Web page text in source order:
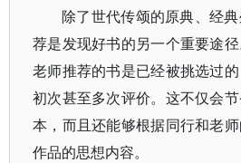
除了世代传颂的原典、经
荐是发现好书的另一个重要途
老师推荐的书是已经被挑选过
初次甚至多次评价。这不仅会
本，而且还能够根据同行和老
作品的思想内容。